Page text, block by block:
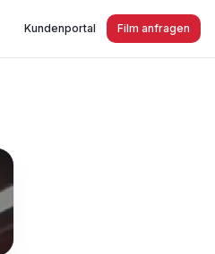
Kundenportal Film anfragen